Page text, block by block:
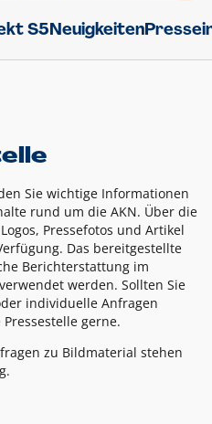
S5Neuigkeiten
Sie wichtige Informationen
rund um die AKN. Über die
Pressefotos und Artikel
Das bereitgestellte
Berichterstattung im
werden. Sollten Sie
individuelle Anfragen
gerne.
zu Bildmaterial stehen